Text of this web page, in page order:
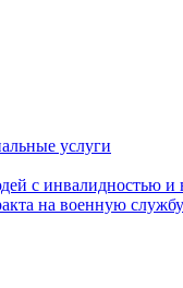
услуги
с инвалидностью
на военную службу